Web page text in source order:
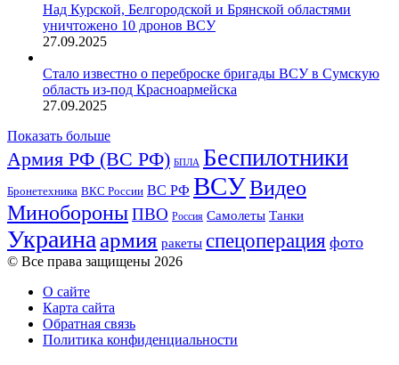
Над Курской, Белгородской и Брянской областями
уничтожено 10 дронов ВСУ
27.09.2025
Стало известно о переброске бригады ВСУ в Сумскую
область из-под Красноармейска
27.09.2025
Показать больше
Армия РФ (ВС РФ) БПЛА Беспилотники
Бронетехника ВКС России ВС РФ ВСУВидео
МинобороныПВО Россия Самолеты Танки
Украина армия ракеты спецоперация фото
© Все права защищены 2026
О сайте
Карта сайта
Обратная связь
Политика конфиденциальности